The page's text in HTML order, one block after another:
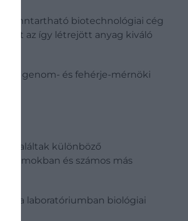
fenntartható biotechnológiai cég
az így létrejött anyag kiváló
genom- és fehérje-mérnöki
találtak különböző
izmokban és számos más
a laboratóriumban biológiai